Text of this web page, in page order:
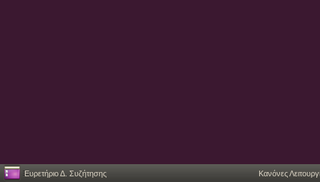
Ευρετήριο Δ. Συζήτησης Κανόνες